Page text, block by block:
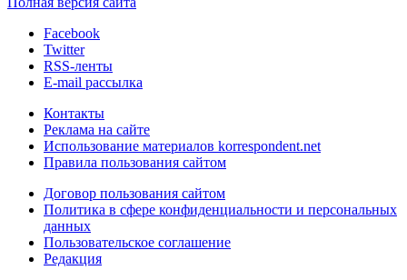
Facebook
Twitter
RSS-ленты
E-mail рассылка
Контакты
Реклама на сайте
Использование материалов korrespondent.net
Правила пользования сайтом
Договор пользования сайтом
Политика в сфере конфиденциальности и персональных
данных
Пользовательское соглашение
Редакция